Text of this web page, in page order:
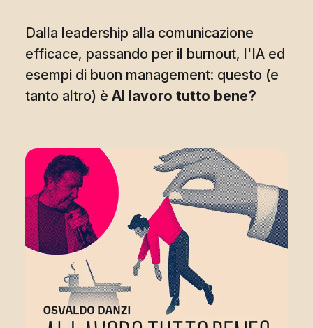
Dalla leadership alla comunicazione
efficace, passando per il burnout, l'IA ed
esempi di buon management: questo (e
tanto altro) è Al lavoro tutto bene?